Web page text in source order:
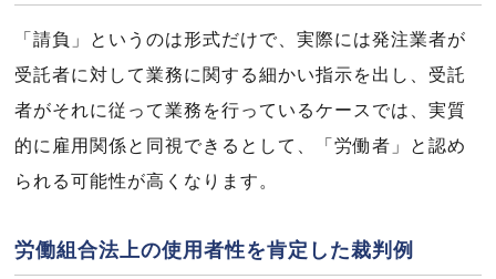
「請負」というのは形式だけで、実際には発注業者が
受託者に対して業務に関する細かい指示を出し、受託
者がそれに従って業務を行っているケースでは、実質
的に雇用関係と同視できるとして、「労働者」と認め
られる可能性が高くなります。
労働組合法上の使用者性を肯定した裁判例